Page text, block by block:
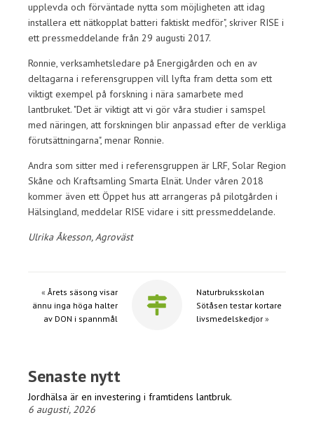
upplevda och förväntade nytta som möjligheten att idag
installera ett nätkopplat batteri faktiskt medför", skriver RISE i
ett pressmeddelande från 29 augusti 2017.
Ronnie, verksamhetsledare på Energigården och en av
deltagarna i referensgruppen vill lyfta fram detta som ett
viktigt exempel på forskning i nära samarbete med
lantbruket. "Det är viktigt att vi gör våra studier i samspel
med näringen, att forskningen blir anpassad efter de verkliga
förutsättningarna", menar Ronnie.
Andra som sitter med i referensgruppen är LRF, Solar Region
Skåne och Kraftsamling Smarta Elnät. Under våren 2018
kommer även ett Öppet hus att arrangeras på pilotgården i
Hälsingland, meddelar RISE vidare i sitt pressmeddelande.
Ulrika Åkesson, Agroväst
« Årets säsong visar
ännu inga höga halter
av DON i spannmål
Naturbruksskolan
Sötåsen testar kortare
livsmedelskedjor »
Senaste nytt
Jordhälsa är en investering i framtidens lantbruk.
6 augusti, 2026